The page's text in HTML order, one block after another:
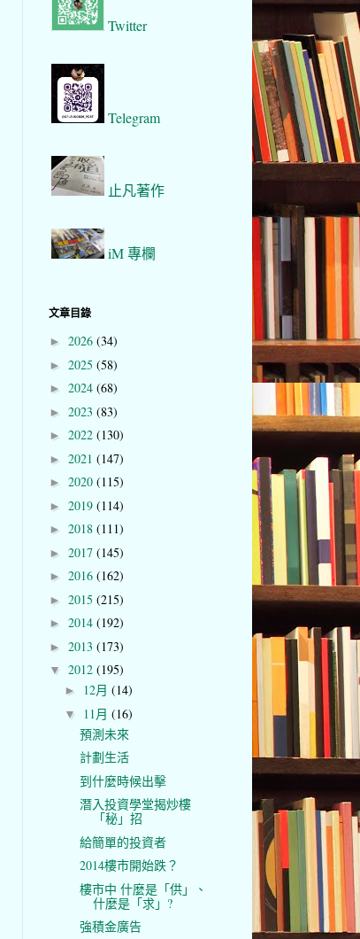
Twitter
Telegram
止凡著作
iM 專欄
文章目錄
► 2026 (34)
► 2025 (58)
► 2024 (68)
► 2023 (83)
► 2022 (130)
► 2021 (147)
► 2020 (115)
► 2019 (114)
► 2018 (111)
► 2017 (145)
► 2016 (162)
► 2015 (215)
► 2014 (192)
► 2013 (173)
▼ 2012 (195)
► 12月 (14)
▼ 11月 (16)
預測未來
計劃生活
到什麼時候出擊
潛入投資學堂揭炒樓
「秘」招
給簡單的投資者
2014樓市開始跌？
樓市中 什麼是「供」、
什麼是「求」?
強積金廣告